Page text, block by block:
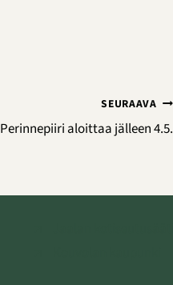
SEURAAVA
Perinnepiiri aloittaa jälleen 4.5.